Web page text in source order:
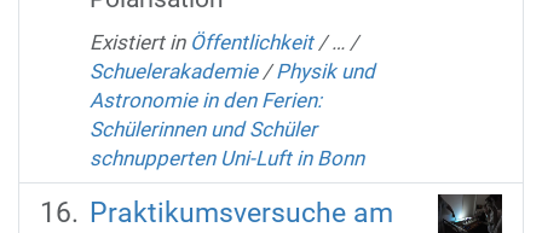
Existiert in Öffentlichkeit /… /
Schuelerakademie /Physik und
Astronomie in den Ferien:
Schülerinnen und Schüler
schnupperten Uni-Luft in Bonn
Praktikumsversuche am